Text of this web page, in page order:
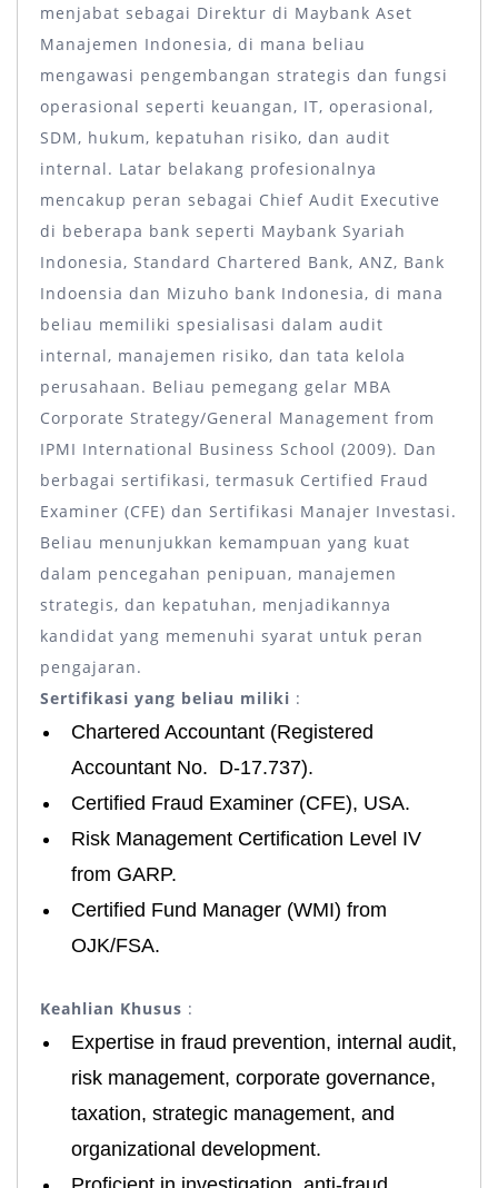
menjabat sebagai Direktur di Maybank Aset
Manajemen Indonesia, di mana beliau
mengawasi pengembangan strategis dan fungsi
operasional seperti keuangan, IT, operasional,
SDM, hukum, kepatuhan risiko, dan audit
internal. Latar belakang profesionalnya
mencakup peran sebagai Chief Audit Executive
di beberapa bank seperti Maybank Syariah
Indonesia, Standard Chartered Bank, ANZ, Bank
Indoensia dan Mizuho bank Indonesia, di mana
beliau memiliki spesialisasi dalam audit
internal, manajemen risiko, dan tata kelola
perusahaan. Beliau pemegang gelar MBA
Corporate Strategy/General Management from
IPMI International Business School (2009). Dan
berbagai sertifikasi, termasuk Certified Fraud
Examiner (CFE) dan Sertifikasi Manajer Investasi.
Beliau menunjukkan kemampuan yang kuat
dalam pencegahan penipuan, manajemen
strategis, dan kepatuhan, menjadikannya
kandidat yang memenuhi syarat untuk peran
pengajaran.
Sertifikasi yang beliau miliki :
Chartered Accountant (Registered
Accountant No. ​ D-17.737). ​
Certified Fraud Examiner (CFE), USA. ​
Risk Management Certification Level IV
from GARP. ​
Certified Fund Manager (WMI) from
OJK/FSA. ​
Keahlian Khusus :
Expertise in fraud prevention, internal audit,
risk management, corporate governance,
taxation, strategic management, and
organizational development. ​